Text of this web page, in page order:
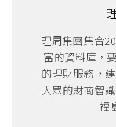
理周集團集合
富的資料庫，
的理財服務，
大眾的財商智
福